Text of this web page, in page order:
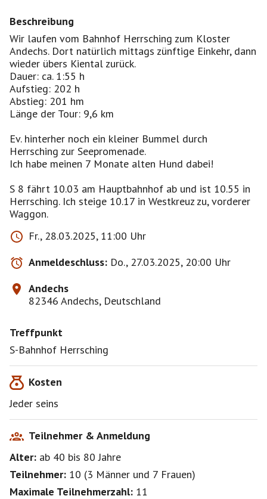
Beschreibung
Wir laufen vom Bahnhof Herrsching zum Kloster
Andechs. Dort natürlich mittags zünftige Einkehr, dann
wieder übers Kiental zurück.
Dauer: ca. 1:55 h
Aufstieg: 202 h
Abstieg: 201 hm
Länge der Tour: 9,6 km
Ev. hinterher noch ein kleiner Bummel durch
Herrsching zur Seepromenade.
Ich habe meinen 7 Monate alten Hund dabei!
S 8 fährt 10.03 am Hauptbahnhof ab und ist 10.55 in
Herrsching. Ich steige 10.17 in Westkreuz zu, vorderer
Waggon.
Fr., 28.03.2025, 11:00 Uhr
Anmeldeschluss: Do., 27.03.2025, 20:00 Uhr
Andechs
82346 Andechs, Deutschland
Treffpunkt
S-Bahnhof Herrsching
Kosten
Jeder seins
Teilnehmer & Anmeldung
Alter: ab 40 bis 80Jahre
Teilnehmer: 10 (3 Männer und 7 Frauen)
Maximale Teilnehmerzahl: 11